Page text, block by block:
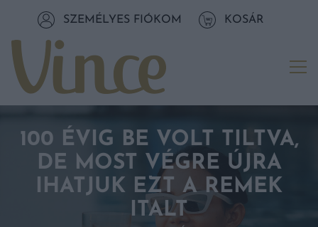
Tovább a tartalomhozSZEMÉLYES FIÓKOM KOSÁR
100 ÉVIG BE VOLT TILTVA,
DE MOST VÉGRE ÚJRA
IHATJUK EZT A REMEK
ITALT